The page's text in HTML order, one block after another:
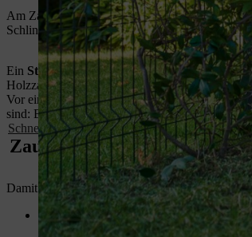
Am Zaun können verschiedene
Schlinger, wie Klematis, Wicken und
Ein Staketenzaun
bietet ein besonders
Holzzaun die Möglichkeit, bis zur nächsten
Vor einem Sichtschutzzaun kann eine Vielfalt
sind: Buschmalven, Bambus, Sonnenhut,
Schnell wachsende Sträucherwie
Zaun bepflanzen: erste
Damit Ihr Zaun schön und dicht bewachsen ist,
Standort:
Wie ist das Lichtverhältnis
windgeschützt?